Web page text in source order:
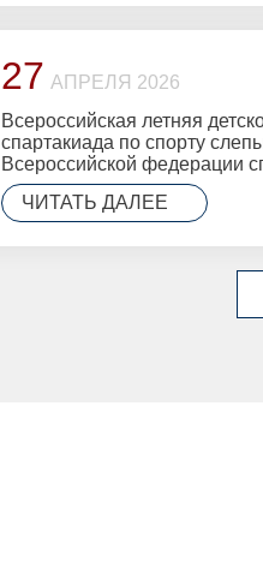
27 АПРЕЛЯ 2026
Всероссийская летняя
спартакиада по спорту
Всероссийской федерации
г.Саранске Республике
ЧИТАТЬ ДАЛЕЕ